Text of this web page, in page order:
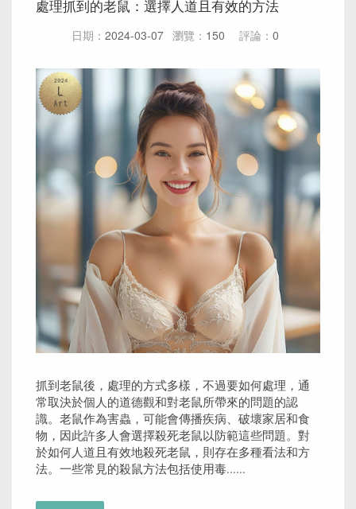
處理抓到的老鼠：選擇人道且有效的方法
日期： 2024-03-07 瀏覽： 150 評論： 0
抓到老鼠後，處理的方式多樣，不過要如何處理，通
常取決於個人的道德觀和對老鼠所帶來的問題的認
識。老鼠作為害蟲，可能會傳播疾病、破壞家居和食
物，因此許多人會選擇殺死老鼠以防範這些問題。對
於如何人道且有效地殺死老鼠，則存在多種看法和方
法。一些常見的殺鼠方法包括使用毒......